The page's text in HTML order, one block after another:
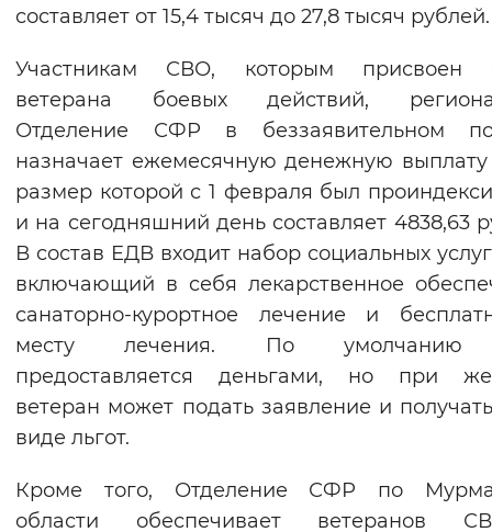
составляет от 15,4 тысяч до 27,8 тысяч рублей.
Участникам СВО, которым присвоен
ветерана боевых действий,
Отделение СФР в беззаявительном
назначает ежемесячную денежную
размер которой с 1 февраля был
и на сегодняшний день составляет 4838,63
В состав ЕДВ входит набор социальных
включающий в себя лекарственное
санаторно-курортное лечение и
месту лечения. По
предоставляется деньгами, но при
ветеран может подать заявление и
виде льгот.
Кроме того, Отделение СФР по
области обеспечивает ветеранов